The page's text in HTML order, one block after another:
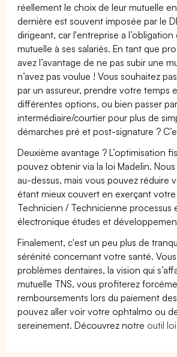
réellement le choix de leur mutuelle
dernière est souvent imposée par le
dirigeant, car l'entreprise a
mutuelle à ses salariés. En tant que
avez l’avantage de ne pas subir une
n’avez pas voulue ! Vous souhaitez
par un assureur, prendre votre temps
différentes options, ou bien passer
intermédiaire/courtier pour plus de
démarches pré et post-signature ?
Deuxième avantage ? L’optimisation
pouvez obtenir via la loi Madelin. Nous
au-dessus, mais vous pouvez réduire
étant mieux couvert en exerçant
Technicien / Technicienne processus
électronique études et
Finalement, c'est un peu plus de
sérénité concernant votre santé.
problèmes dentaires, la vision qui
mutuelle TNS, vous profiterez
remboursements lors du paiement
pouvez aller voir votre ophtalmo ou
sereinement. Découvrez notre outil